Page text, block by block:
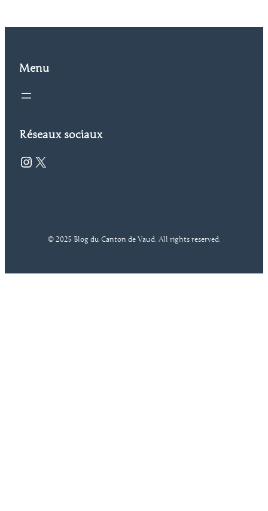
Menu
Réseaux sociaux
Instagram X
© 2025 Blog du Canton de Vaud. All rights reserved.